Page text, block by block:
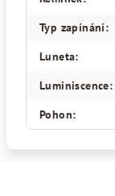
Typ zapínání:
Luneta:
Luminiscence:
Pohon: